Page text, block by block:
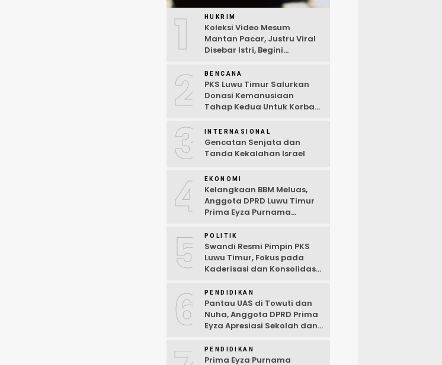
1 HUKRIM
Koleksi Video Mesum
Mantan Pacar, Justru Viral
Disebar Istri, Begini
2 BENCANA
PKS Luwu Timur Salurkan
Donasi Kemanusiaan
Tahap Kedua Untuk Korban
3 INTERNASIONAL
Gencatan Senjata dan
Tanda Kekalahan Israel
4 EKONOMI
Kelangkaan BBM Meluas,
Anggota DPRD Luwu Timur
Prima Eyza Purnama
Terbuka
5 POLITIK
Swandi Resmi Pimpin PKS
Luwu Timur, Fokus pada
Kaderisasi dan Konsolidasi
6 PENDIDIKAN
Pantau UAS di Towuti dan
Nuha, Anggota DPRD Prima
Eyza Apresiasi Sekolah dan
Digital
PENDIDIKAN
Prima Eyza Purnama